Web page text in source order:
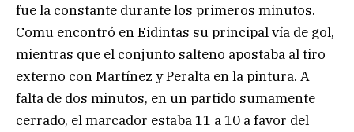
fue la constante durante los primeros minutos.
Comu encontró en Eidintas su principal vía de gol,
mientras que el conjunto salteño apostaba al tiro
externo con Martínez y Peralta en la pintura. A
falta de dos minutos, en un partido sumamente
cerrado, el marcador estaba 11 a 10 a favor del